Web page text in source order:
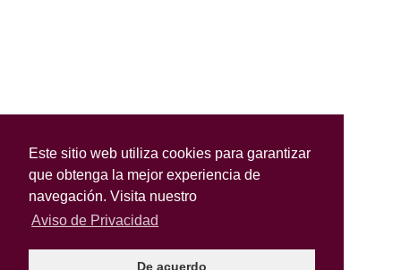
Este sitio web utiliza cookies para garantizar
que obtenga la mejor experiencia de
navegación. Visita nuestro
Aviso de Privacidad
De acuerdo